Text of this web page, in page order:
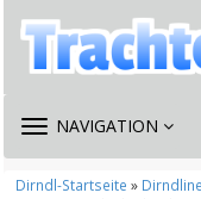
TOGGLE
NAVIGATION
Dirndl-Startseite » Dirndline